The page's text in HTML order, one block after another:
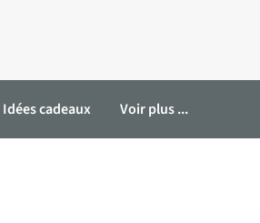
Idées cadeaux Voir plus ...